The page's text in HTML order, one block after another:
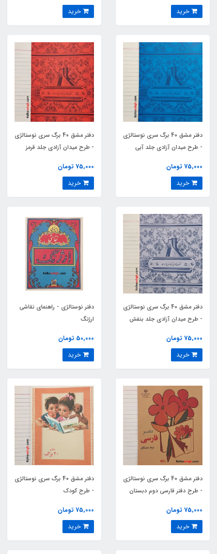
دفتر مشق 40 برگ سری نوستالژی
- طرح میدان آزادی جلد آبی
75,000 تومان
دفتر مشق 40 برگ سری نوستالژی
- طرح میدان آزادی جلد قرمز
75,000 تومان
دفتر مشق 40 برگ سری نوستالژی
- طرح میدان آزادی جلد بنفش
75,000 تومان
دفتر نوستالژی - راهنمای نقاشی
ارژنگ
50,000 تومان
دفتر مشق 40 برگ سری نوستالژی
- طرح دفتر فارسی دوم دبستان
75,000 تومان
دفتر مشق 40 برگ سری نوستالژی
- طرح کودک
75,000 تومان